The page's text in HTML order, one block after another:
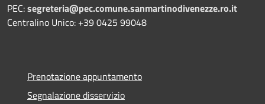
PEC:segreteria@pec.comune.sanmartinodivenezze.ro.it
Centralino Unico: +39 0425 99048
Prenotazione appuntamento
Segnalazione disservizio